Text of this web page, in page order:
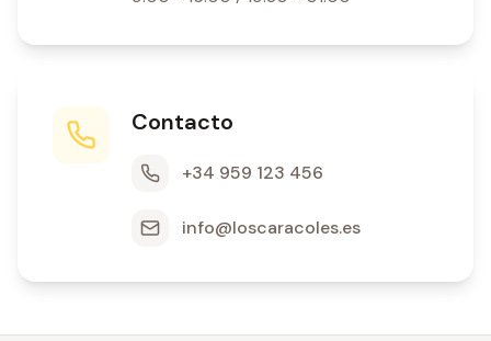
Contacto
+34 959 123 456
info@loscaracoles.es